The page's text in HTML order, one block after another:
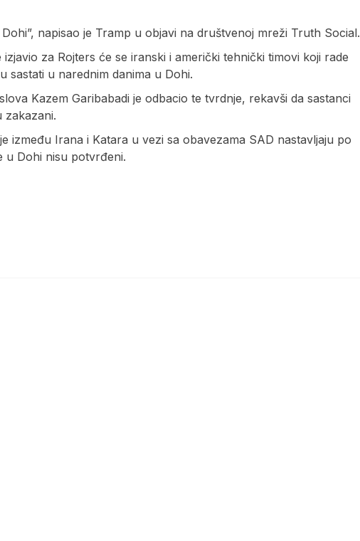
napisao je Tramp u objavi na društvenoj mreži Truth Social.
za Rojters će se iranski i američki tehnički timovi koji rade
sastati u narednim danima u Dohi.
Kazem Garibabadi je odbacio te tvrdnje, rekavši da sastanci
zakazani.
između Irana i Katara u vezi sa obavezama SAD nastavljaju po
u Dohi nisu potvrđeni.